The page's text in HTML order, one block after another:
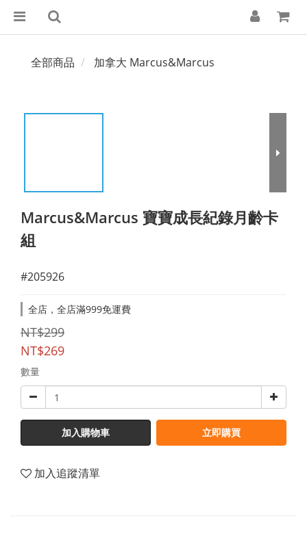
全部商品 加拿大 Marcus&Marcus
Marcus&Marcus 寶寶成長紀錄月齡卡
組
#205926
全店，全店滿999免運費
NT$299
NT$269
數量
加入購物車 立即購買
加入追蹤清單